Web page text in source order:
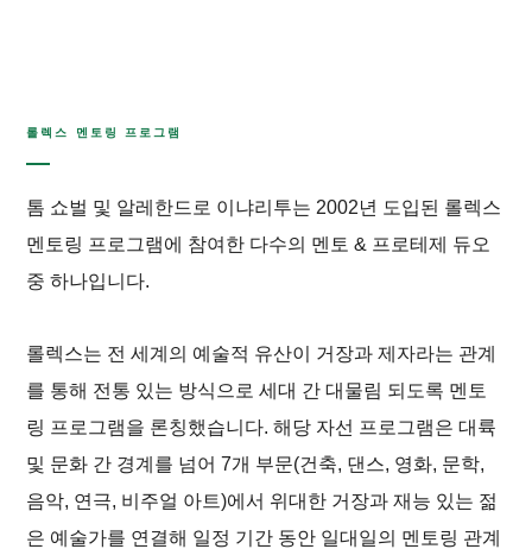
롤렉스 멘토링 프로그램
톰 쇼벌 및 알레한드로 이냐리투는 2002년 도입된 롤렉스
멘토링 프로그램에 참여한 다수의 멘토 & 프로테제 듀오
중 하나입니다.
롤렉스는 전 세계의 예술적 유산이 거장과 제자라는 관계
를 통해 전통 있는 방식으로 세대 간 대물림 되도록 멘토
링 프로그램을 론칭했습니다. 해당 자선 프로그램은 대륙
및 문화 간 경계를 넘어 7개 부문(건축, 댄스, 영화, 문학,
음악, 연극, 비주얼 아트)에서 위대한 거장과 재능 있는 젊
은 예술가를 연결해 일정 기간 동안 일대일의 멘토링 관계